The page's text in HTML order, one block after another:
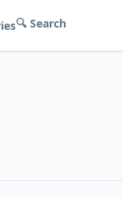
🔍 Search